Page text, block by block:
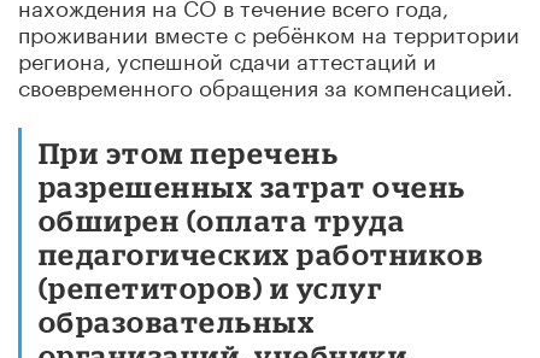
проживании вместе с ребёнком на территории
региона, успешной сдачи аттестаций и
своевременного обращения за компенсацией.
При этом перечень
разрешенных затрат очень
обширен (оплата труда
педагогических работников
(репетиторов) и услуг
образовательных